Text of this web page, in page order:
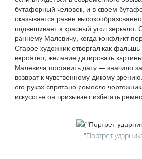
бутафорный человек, и в своем
оказывается равен
подвешивает в красный угол
раннему Малевичу, когда конфликт
Старое художник отвергал как
вероятно, желание датировать
Малевича поставить дату — значило
возврат к чувственному дикому
его руках спрятано ремесло
искусстве он призывает избегать
"Портрет